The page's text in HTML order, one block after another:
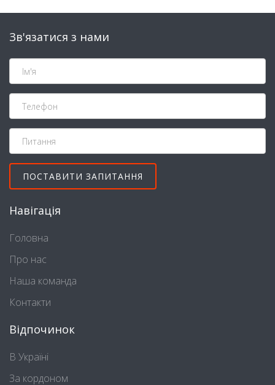
Зв'язатися з нами
Навігація
Головна
Про нас
Наша команда
Контакти
Відпочинок
В Україні
За кордоном